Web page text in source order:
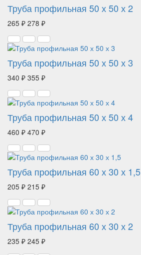
Труба профильная 50 х 50 х 2
265 ₽ 278 ₽
Труба профильная 50 х 50 х 3
340 ₽ 355 ₽
Труба профильная 50 х 50 х 4
460 ₽ 470 ₽
Труба профильная 60 х 30 х 1,5
205 ₽ 215 ₽
Труба профильная 60 х 30 х 2
235 ₽ 245 ₽